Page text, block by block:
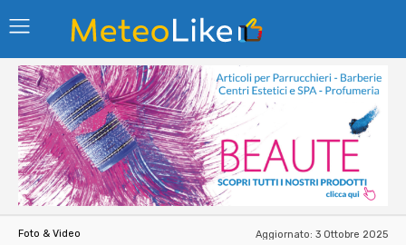
Foto & Video Aggiornato: 3 Ottobre 2025